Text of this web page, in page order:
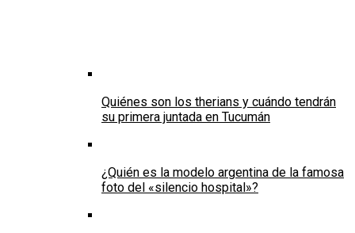
Quiénes son los therians y cuándo tendrán
su primera juntada en Tucumán
¿Quién es la modelo argentina de la famosa
foto del «silencio hospital»?